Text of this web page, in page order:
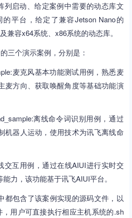
列启动、给定案例中需要的动态库文
平台，给定了兼容Jetson Nano的
兼容x64系统、x86系统的动态库。
三个演示案例，分别是：
麦克风基本功能测试用例，熟悉麦
麦方向、获取唤醒角度等基础功能演
离线命令词识别用例，通过
机器人运动，使用技术为讯飞离线命
交互用例，通过在线AIUI进行实时交
力，该功能基于讯飞AIUI平台。
都包含了该案例实现的源码文件，以
用户可直接执行相应主机系统的.sh